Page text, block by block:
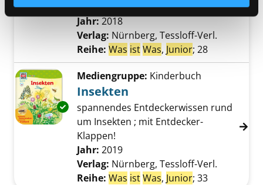
um den Straßenverkehr!
Suche nach diesem Verfasser
Jahr:2018
Verlag: Nürnberg, Tessloff-Verl.
Reihe: Was istWas, Junior; 28
Exemplar-Details von Insekten anzeigen
Mediengruppe: Kinderbuch
Insekten
spannendes Entdeckerwissen rund
um Insekten ; mit Entdecker-
Klappen!
Suche nach diesem Verfasser
Jahr: 2019
Verlag: Nürnberg, Tessloff-Verl.
Reihe: Was istWas, Junior; 33